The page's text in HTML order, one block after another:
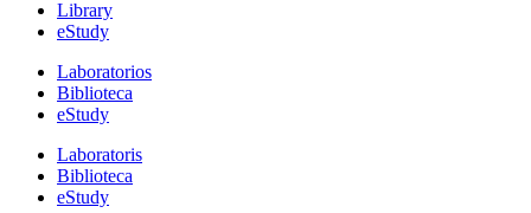
Library
eStudy
Laboratorios
Biblioteca
eStudy
Laboratoris
Biblioteca
eStudy